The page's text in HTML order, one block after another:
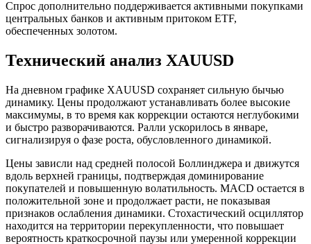
Спрос дополнительно поддерживается активными покупками
центральных банков и активным притоком ETF,
обеспеченных золотом.
Технический анализ XAUUSD
На дневном графике XAUUSD сохраняет сильную бычью
динамику. Цены продолжают устанавливать более высокие
максимумы, в то время как коррекции остаются неглубокими
и быстро разворачиваются. Ралли ускорилось в январе,
сигнализируя о фазе роста, обусловленного динамикой.
Цены зависли над средней полосой Боллинджера и движутся
вдоль верхней границы, подтверждая доминирование
покупателей и повышенную волатильность. MACD остается в
положительной зоне и продолжает расти, не показывая
признаков ослабления динамики. Стохастический осциллятор
находится на территории перекупленности, что повышает
вероятность краткосрочной паузы или умеренной коррекции